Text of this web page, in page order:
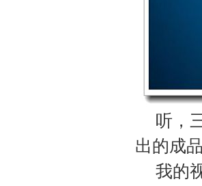
听，三
出的成
我的视